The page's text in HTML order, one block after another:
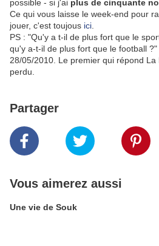
possible - si j'ai plus de cinquante
Ce qui vous laisse le week-end pour
jouer, c'est toujous ici
PS : "Qu'y a t-il de plus fort que le
qu'y a-t-il de plus fort que le football ?"
28/05/2010. Le premier qui répond La
perdu.
Partager
Vous aimerez aussi
Une vie de Souk